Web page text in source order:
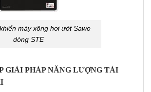
máy xông hơi ướt Sawo
dòng STE
GIẢI PHÁP NĂNG LƯỢNG TÁI